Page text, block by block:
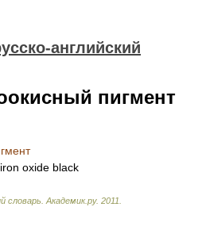
английский
пигмент
oxide black
словарь Академик.ру. 2011